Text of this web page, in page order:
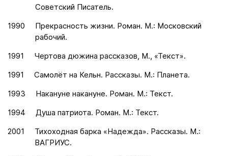
Советский Писатель.
1990
Прекрасность жизни. Роман. М.: Московский
рабочий.
1991
Чертова дюжина рассказов, М., «Текст».
1991
Самолёт на Кельн. Рассказы. М.: Планета.
1993
Накануне накануне. Роман. М.: Текст.
1994
Душа патриота. Роман. М.: Текст.
2001
Тихоходная барка «Надежда». Рассказы. М.:
ВАГРИУС.